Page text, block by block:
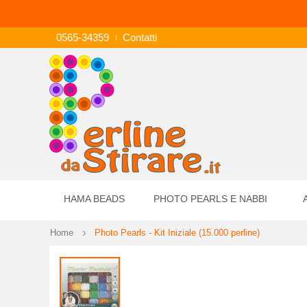
0565-34359 Contatti
HAMA BEADS PHOTO PEARLS E NABBI
Home Photo Pearls - Kit Iniziale (15.000 perline)
Vai
alla
fine
della